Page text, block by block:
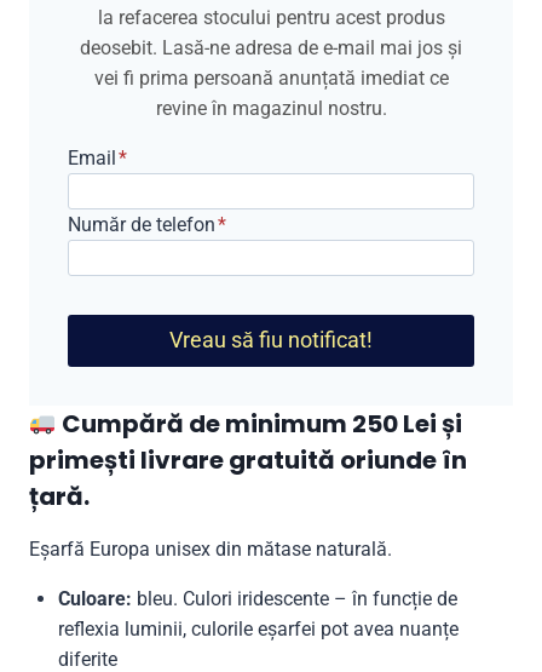
la refacerea stocului pentru acest produs
deosebit. Lasă-ne adresa de e-mail mai jos și
vei fi prima persoană anunțată imediat ce
revine în magazinul nostru.
Email*
Număr de telefon*
Vreau să fiu notificat!
Cumpără de minimum 250 Lei și
primești livrare gratuită oriunde în
țară.
Eșarfă Europa unisex din mătase naturală.
Culoare: bleu. Culori iridescente – în funcție de
reflexia luminii, culorile eșarfei pot avea nuanțe
diferite